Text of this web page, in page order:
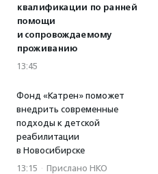
квалификации по ранней
помощи
и сопровождаемому
проживанию
13:45
Фонд «Катрен» поможет
внедрить современные
подходы к детской
реабилитации
в Новосибирске
13:15 · Прислано НКО